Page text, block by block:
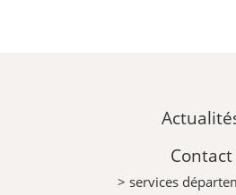
Contact
> services